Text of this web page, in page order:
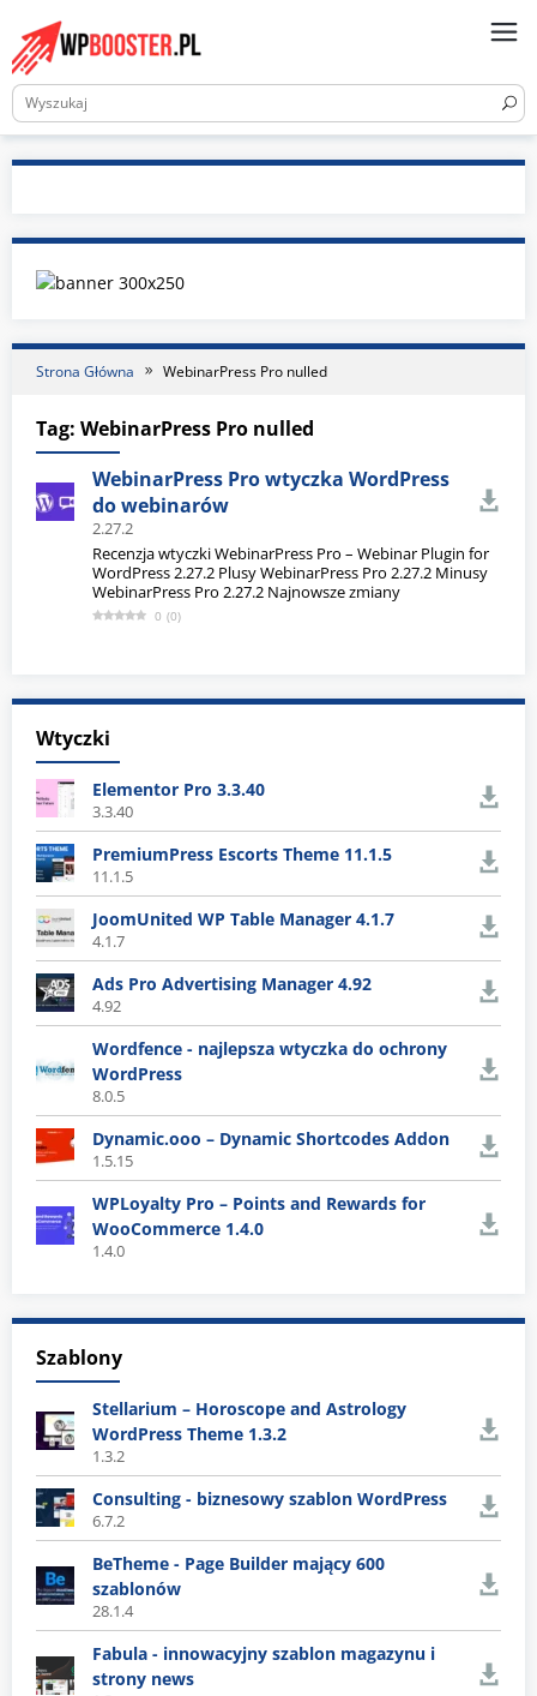
content
Strona Główna WebinarPress Pro nulled
Tag: WebinarPress Pro nulled
WebinarPress Pro wtyczka WordPress
do webinarów
2.27.2
Recenzja wtyczki WebinarPress Pro – Webinar Plugin for
WordPress 2.27.2 Plusy WebinarPress Pro 2.27.2 Minusy
WebinarPress Pro 2.27.2 Najnowsze zmiany
0 (0)
Wtyczki
Elementor Pro 3.3.40
3.3.40
PremiumPress Escorts Theme 11.1.5
11.1.5
JoomUnited WP Table Manager 4.1.7
4.1.7
Ads Pro Advertising Manager 4.92
4.92
Wordfence - najlepsza wtyczka do ochrony
WordPress
8.0.5
Dynamic.ooo – Dynamic Shortcodes Addon
1.5.15
WPLoyalty Pro – Points and Rewards for
WooCommerce 1.4.0
1.4.0
Szablony
Stellarium – Horoscope and Astrology
WordPress Theme 1.3.2
1.3.2
Consulting - biznesowy szablon WordPress
6.7.2
BeTheme - Page Builder mający 600
szablonów
28.1.4
Fabula - innowacyjny szablon magazynu i
strony news